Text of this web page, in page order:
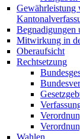
Gewährleistung
Begnadigungen
Mitwirkung in
Oberaufsicht
Rechtsetzung